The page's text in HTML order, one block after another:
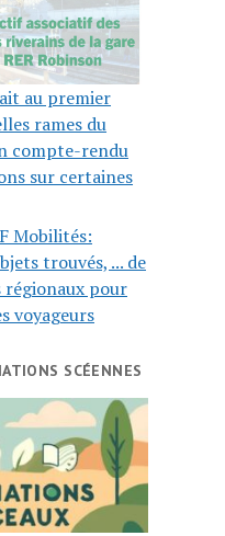
au premier
rames du
compte-rendu
sur certaines
Mobilités:
trouvés, ... de
régionaux pour
voyageurs
SCÉENNES